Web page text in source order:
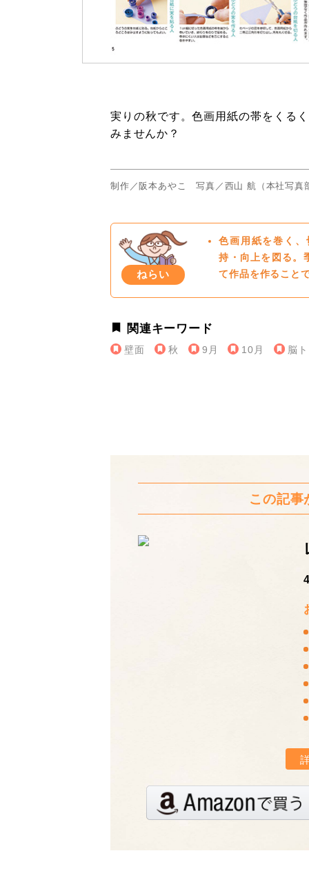
実りの秋です。色画用紙の帯をくる
みませんか？
制作／阪本あやこ 写真／西山 航（本社写真
ねらい
色画用紙を巻く
持・向上を図る。
て作品を作ること
関連キーワード
壁面 秋 9月 10月 脳
この記事